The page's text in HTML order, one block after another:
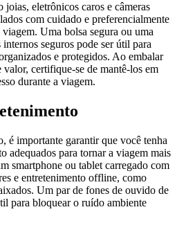
eletrônicos caros e câmeras
com cuidado e preferencialmente
Uma bolsa segura ou uma
seguros pode ser útil para
e protegidos. Ao embalar
valor, certifique-se de mantê-los em
durante a viagem.
é importante garantir que você tenha
adequados para tornar a viagem mais
smartphone ou tablet carregado com
e entretenimento offline, como
Um par de fones de ouvido de
para bloquear o ruído ambiente